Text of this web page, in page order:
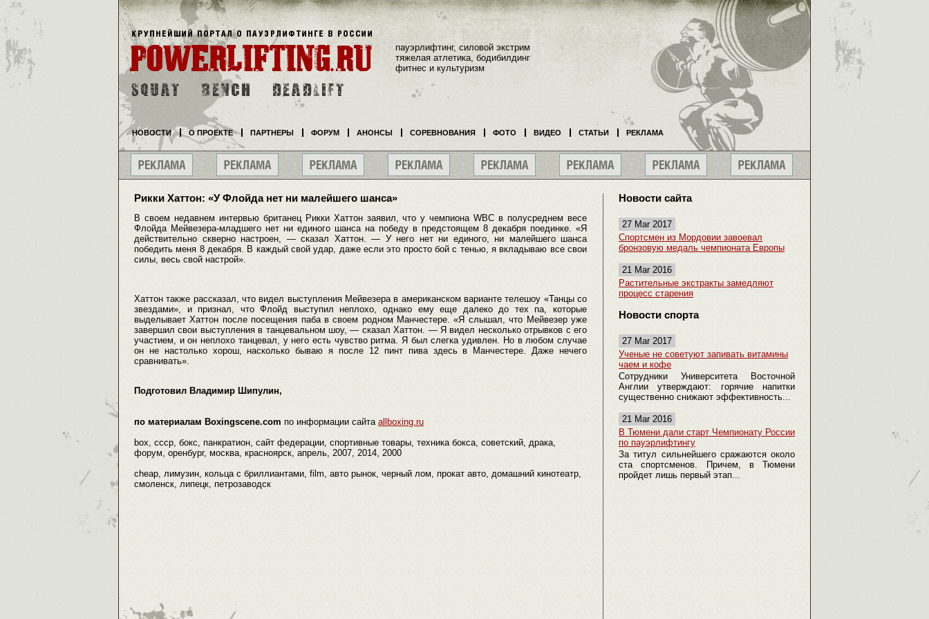
Рикки Хаттон: «У Флойда нет ни малейшего шанса»
В своем недавнем интервью британец Рикки Хаттон заявил, что у чемпиона WBC в полусреднем весе
Флойда Мейвезера-младшего нет ни единого шанса на победу в предстоящем 8 декабря поединке. «Я
действительно скверно настроен, — сказал Хаттон. — У него нет ни единого, ни малейшего шанса
победить меня 8 декабря. В каждый свой удар, даже если это просто бой с тенью, я вкладываю все свои
силы, весь свой настрой».
Хаттон также рассказал, что видел выступления Мейвезера в американском варианте телешоу «Танцы со
звездами», и признал, что Флойд выступил неплохо, однако ему еще далеко до тех па, которые
выделывает Хаттон после посещения паба в своем родном Манчестере. «Я слышал, что Мейвезер уже
завершил свои выступления в танцевальном шоу, — сказал Хаттон. — Я видел несколько отрывков с его
участием, и он неплохо танцевал, у него есть чувство ритма. Я был слегка удивлен. Но в любом случае
он не настолько хорош, насколько бываю я после 12 пинт пива здесь в Манчестере. Даже нечего
сравнивать».
Подготовил Владимир Шипулин,
по материалам Boxingscene.com по информации сайта allboxing.ru
box, ссср, бокс, панкратион, сайт федерации, спортивные товары, техника бокса, советский, драка,
форум, оренбург, москва, красноярск, апрель, 2007, 2014, 2000
cheap, лимузин, кольца с бриллиантами, film, авто рынок, черный лом, прокат авто, домашний кинотеатр,
смоленск, липецк, петрозаводск
Новости сайта
27 Mar 2017
Спортсмен из Мордовии завоевал
бронзовую медаль чемпионата Европы
21 Mar 2016
Растительные экстракты замедляют
процесс старения
Новости спорта
27 Mar 2017
Ученые не советуют запивать витамины
чаем и кофе
Сотрудники Университета Восточной
Англии утверждают: горячие напитки
существенно снижают эффективность...
21 Mar 2016
В Тюмени дали старт Чемпионату России
по пауэрлифтингу
За титул сильнейшего сражаются около
ста спортсменов. Причем, в Тюмени
пройдет лишь первый этап...
пауэрлифтинг, силовой экстрим
тяжелая атлетика, бодибилдинг
фитнес и культуризм
НОВОСТИ О ПРОЕКТЕ ПАРТНЕРЫ ФОРУМ АНОНСЫ СОРЕВНОВАНИЯ ФОТО ВИДЕО СТАТЬИ РЕКЛАМА